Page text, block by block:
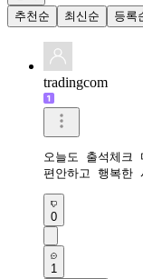
추천순
최신순 등록
tradingcom
오늘도 출석체크
편안하고 행복한
0
1